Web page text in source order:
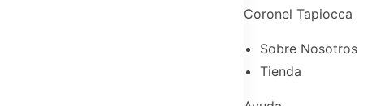
Coronel Tapiocca
Sobre Nosotros
Tienda